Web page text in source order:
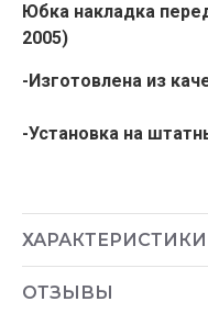
Юбка накладка
2005)
-Изготовлена из
-Установка на
ХАРАКТЕРИСТИКИ
ОТЗЫВЫ